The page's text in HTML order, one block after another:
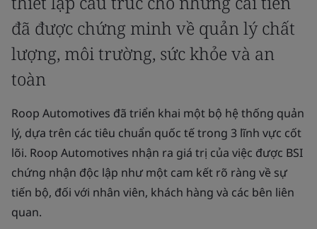
đã được chứng minh về quản lý chất
lượng, môi trường, sức khỏe và an
toàn
Roop Automotives đã triển khai một bộ hệ thống quản
lý, dựa trên các tiêu chuẩn quốc tế trong 3 lĩnh vực cốt
lõi. Roop Automotives nhận ra giá trị của việc được BSI
chứng nhận độc lập như một cam kết rõ ràng về sự
tiến bộ, đối với nhân viên, khách hàng và các bên liên
quan.